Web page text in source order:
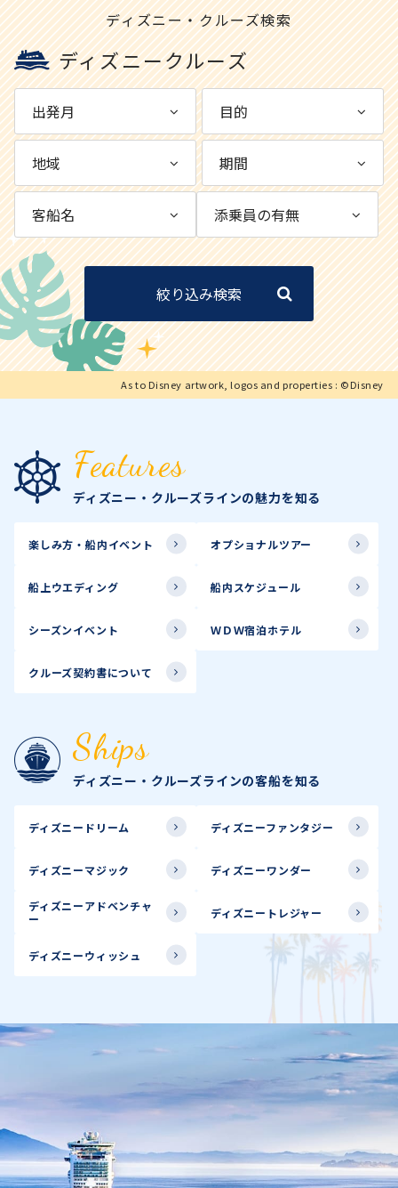
ディズニー・クルーズ検索
ディズニークルーズ
絞り込み検索
As to Disney artwork, logos and properties : ©Disney
Features
ディズニー・クルーズラインの魅力を知る
楽しみ方・船内イベント オプショナルツアー
船上ウエディング 船内スケジュール
シーズンイベント ＷＤＷ宿泊ホテル
クルーズ契約書について
Ships
ディズニー・クルーズラインの客船を知る
ディズニードリーム ディズニーファンタジー
ディズニーマジック ディズニーワンダー
ディズニーアドベンチャ
ー
ディズニートレジャー
ディズニーウィッシュ